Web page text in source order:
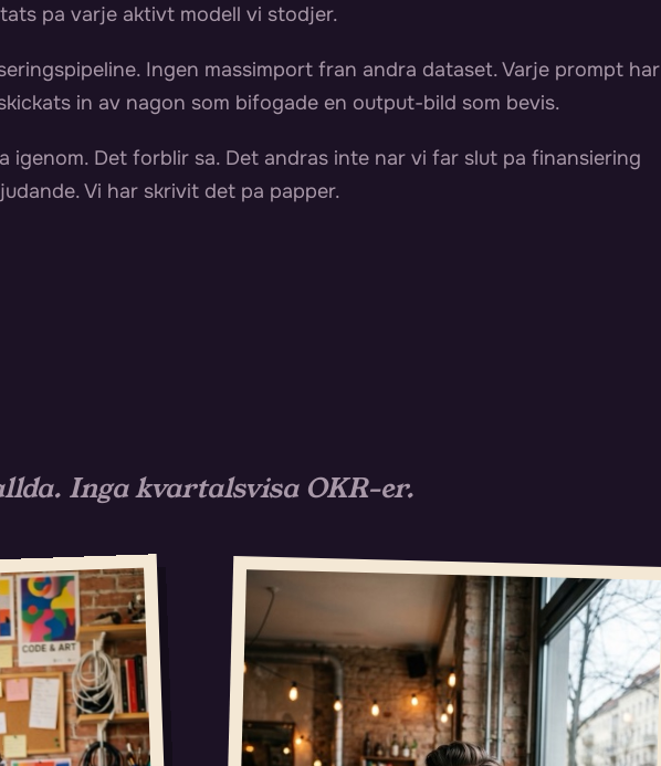
pa varje aktivt modell vi stodjer.
Ingen massimport fran andra dataset. Varje prompt har
in av nagon som bifogade en output-bild som bevis.
igenom. Det forblir sa. Det andras inte nar vi far slut pa finansiering
Vi har skrivit det pa papper.
Inga kvartalsvisa OKR-er.